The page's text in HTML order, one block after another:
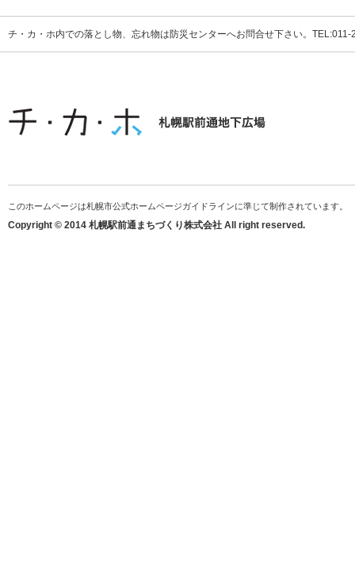
チ・カ・ホ内での落とし物、忘れ物は防災センターへお問合せ下さい。
このホームページは札幌市公式ホームページガイドラインに準じて制作されています。
Copyright © 2014 札幌駅前通まちづくり株式会社 All right reserved.